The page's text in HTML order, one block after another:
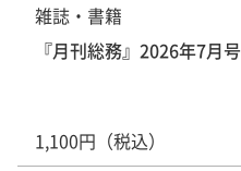
雑誌・書籍
『月刊総務』2026年7月号
1,100円（税込）